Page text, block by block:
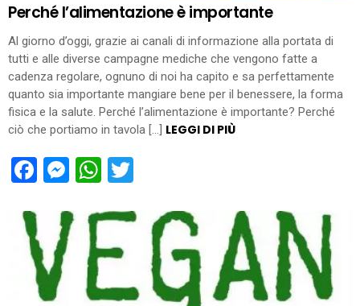
Perché l’alimentazione è importante
Al giorno d’oggi, grazie ai canali di informazione alla portata di
tutti e alle diverse campagne mediche che vengono fatte a
cadenza regolare, ognuno di noi ha capito e sa perfettamente
quanto sia importante mangiare bene per il benessere, la forma
fisica e la salute. Perché l’alimentazione è importante? Perché
ciò che portiamo in tavola […] LEGGI DI PIÙ
Facebook
Messenger
WhatsApp